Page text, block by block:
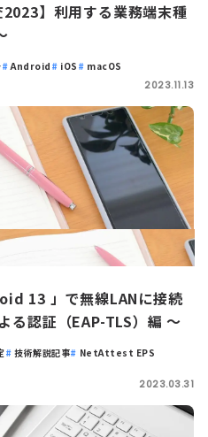
2023】利用する業務端末種
Android iOS
macOS
2023.11.13
13 」で無線LANに接続
る認証（EAP-TLS）編 ～
技術解説記事
NetAttest EPS
2023.03.31